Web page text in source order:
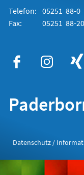
Telefon: 05251 88-0
Fax:
05251 88-
Datenschutz /